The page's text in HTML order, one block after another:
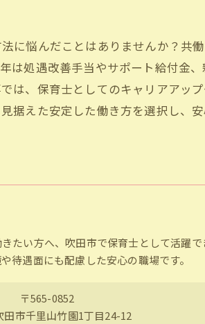
に悩んだことはありませんか？共
は処遇改善手当やサポート給付金
は、保育士としてのキャリアアッ
据えた安定した働き方を選択し、
たい方へ、吹田市で保育士として活躍
待遇面にも配慮した安心の職場です。
〒565-0852
田市千里山竹園1丁目24-12